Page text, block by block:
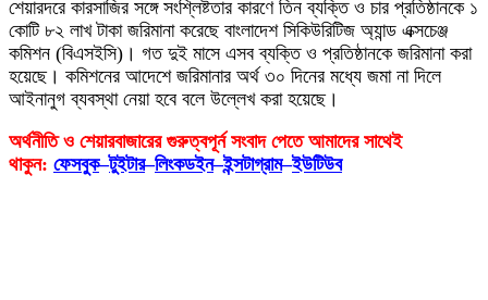
শেয়ারদরে কারসাজির সঙ্গে সংশ্লিষ্টতার কারণে তিন ব্যক্তি ও চার প্রতিষ্ঠানকে ১
কোটি ৮২ লাখ টাকা জরিমানা করেছে বাংলাদেশ সিকিউরিটিজ অ্যান্ড এক্সচেঞ্জ
কমিশন (বিএসইসি)। গত দুই মাসে এসব ব্যক্তি ও প্রতিষ্ঠানকে জরিমানা করা
হয়েছে। কমিশনের আদেশে জরিমানার অর্থ ৩০ দিনের মধ্যে জমা না দিলে
আইনানুগ ব্যবস্থা নেয়া হবে বলে উল্লেখ করা হয়েছে।
অর্থনীতি ও শেয়ারবাজারের গুরুত্বপূর্ন সংবাদ পেতে আমাদের সাথেই
থাকুন: ফেসবুক–টুইটার–লিংকডইন–ইন্সটাগ্রাম–ইউটিউব